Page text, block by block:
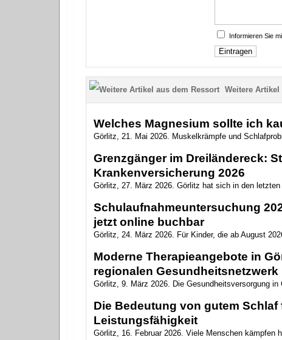
Informieren Sie
Weitere Artikel
Welches Magnesium sollte ich
Görlitz, 21. Mai 2026. Muskelkrämpfe und
Grenzgänger im Dreiländereck:
Krankenversicherung 2026
Görlitz, 27. März 2026. Görlitz hat sich in den
Schulaufnahmeuntersuchung
jetzt online buchbar
Görlitz, 24. März 2026. Für Kinder, die ab August
Moderne Therapieangebote in
regionalen Gesundheitsnetzwerk
Görlitz, 9. März 2026. Die Gesundheitsversorgung
Die Bedeutung von gutem
Leistungsfähigkeit
Görlitz, 16. Februar 2026. Viele Menschen kämpfen